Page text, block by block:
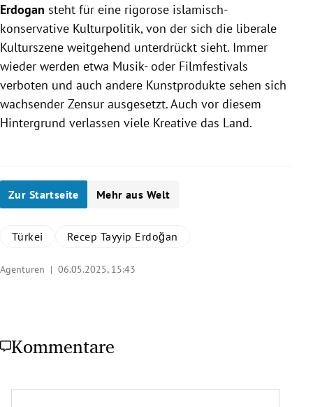
Erdogan steht für eine rigorose islamisch-
konservative Kulturpolitik, von der sich die liberale
Kulturszene weitgehend unterdrückt sieht. Immer
wieder werden etwa Musik- oder Filmfestivals
verboten und auch andere Kunstprodukte sehen sich
wachsender Zensur ausgesetzt. Auch vor diesem
Hintergrund verlassen viele Kreative das Land.
Zur Startseite Mehr aus Welt
Türkei Recep Tayyip Erdoğan
Agenturen | 06.05.2025, 15:43
Kommentare